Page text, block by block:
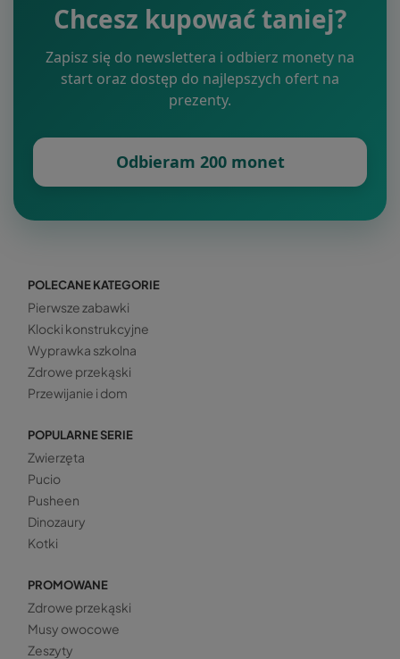
Chcesz kupować taniej?
Zapisz się do newslettera i odbierz monety na
start oraz dostęp do najlepszych ofert na
prezenty.
Odbieram 200 monet
POLECANE KATEGORIE
Pierwsze zabawki
Klocki konstrukcyjne
Wyprawka szkolna
Zdrowe przekąski
Przewijanie i dom
POPULARNE SERIE
Zwierzęta
Pucio
Pusheen
Dinozaury
Kotki
PROMOWANE
Zdrowe przekąski
Musy owocowe
Zeszyty